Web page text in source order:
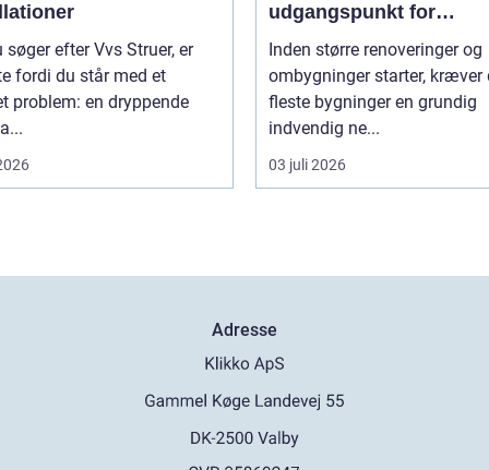
søger efter Vvs Struer, er
fordi du står med et
problem: en dryppende
udgangspunkt for
ombygning
Inden større renoveringer og
ombygninger starter, kræver
fleste bygninger en grundig
indvendig ne...
03 juli 2026
Adresse